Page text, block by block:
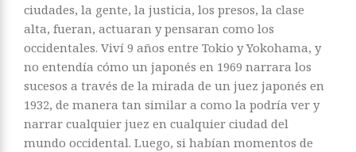
ciudades, la gente, la justicia, los presos, la clase
alta, fueran, actuaran y pensaran como los
occidentales. Viví 9 años entre Tokio y Yokohama, y
no entendía cómo un japonés en 1969 narrara los
sucesos a través de la mirada de un juez japonés en
1932, de manera tan similar a como la podría ver y
narrar cualquier juez en cualquier ciudad del
mundo occidental. Luego, si habían momentos de